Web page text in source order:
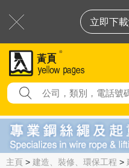
立即下
主頁 > 建造、裝修、環保工程 >